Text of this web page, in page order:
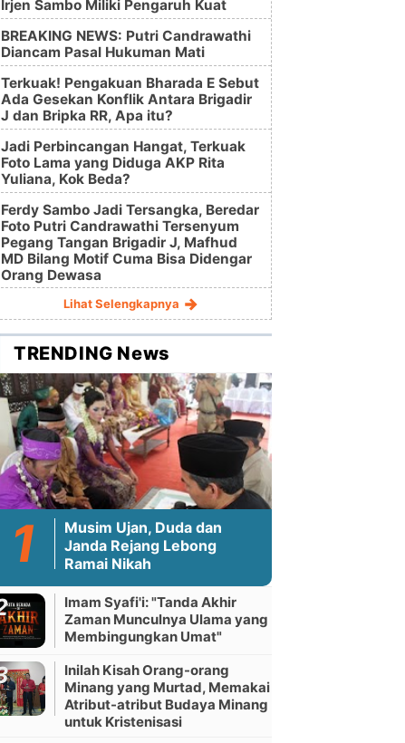
Irjen Sambo Miliki Pengaruh Kuat
BREAKING NEWS: Putri Candrawathi
Diancam Pasal Hukuman Mati
Terkuak! Pengakuan Bharada E Sebut
Ada Gesekan Konflik Antara Brigadir
J dan Bripka RR, Apa itu?
Jadi Perbincangan Hangat, Terkuak
Foto Lama yang Diduga AKP Rita
Yuliana, Kok Beda?
Ferdy Sambo Jadi Tersangka, Beredar
Foto Putri Candrawathi Tersenyum
Pegang Tangan Brigadir J, Mafhud
MD Bilang Motif Cuma Bisa Didengar
Orang Dewasa
Lihat Selengkapnya
TRENDING News
Musim Ujan, Duda dan
Janda Rejang Lebong
Ramai Nikah
Imam Syafi'i: "Tanda Akhir
Zaman Munculnya Ulama yang
Membingungkan Umat"
Inilah Kisah Orang-orang
Minang yang Murtad, Memakai
Atribut-atribut Budaya Minang
untuk Kristenisasi